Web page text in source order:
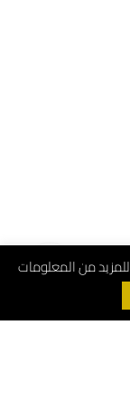
هذا الموقع يستخدم ملف تعريف الارتباط Cookie للمزيد من المعلومات